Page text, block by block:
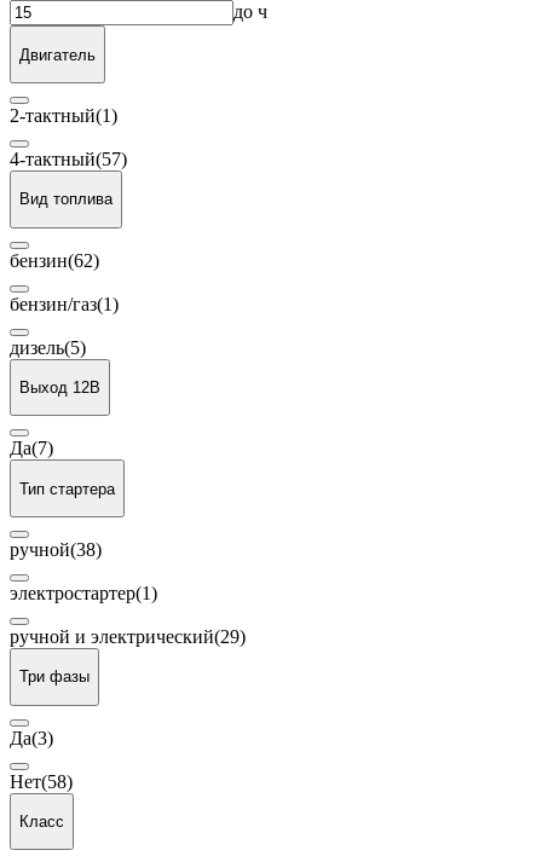
до ч
Двигатель
2-тактный(1)
4-тактный(57)
Вид топлива
бензин(62)
бензин/газ(1)
дизель(5)
Выход 12В
Да(7)
Тип стартера
ручной(38)
электростартер(1)
ручной и электрический(29)
Три фазы
Да(3)
Нет(58)
Класс